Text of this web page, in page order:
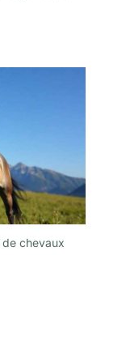
chevaux